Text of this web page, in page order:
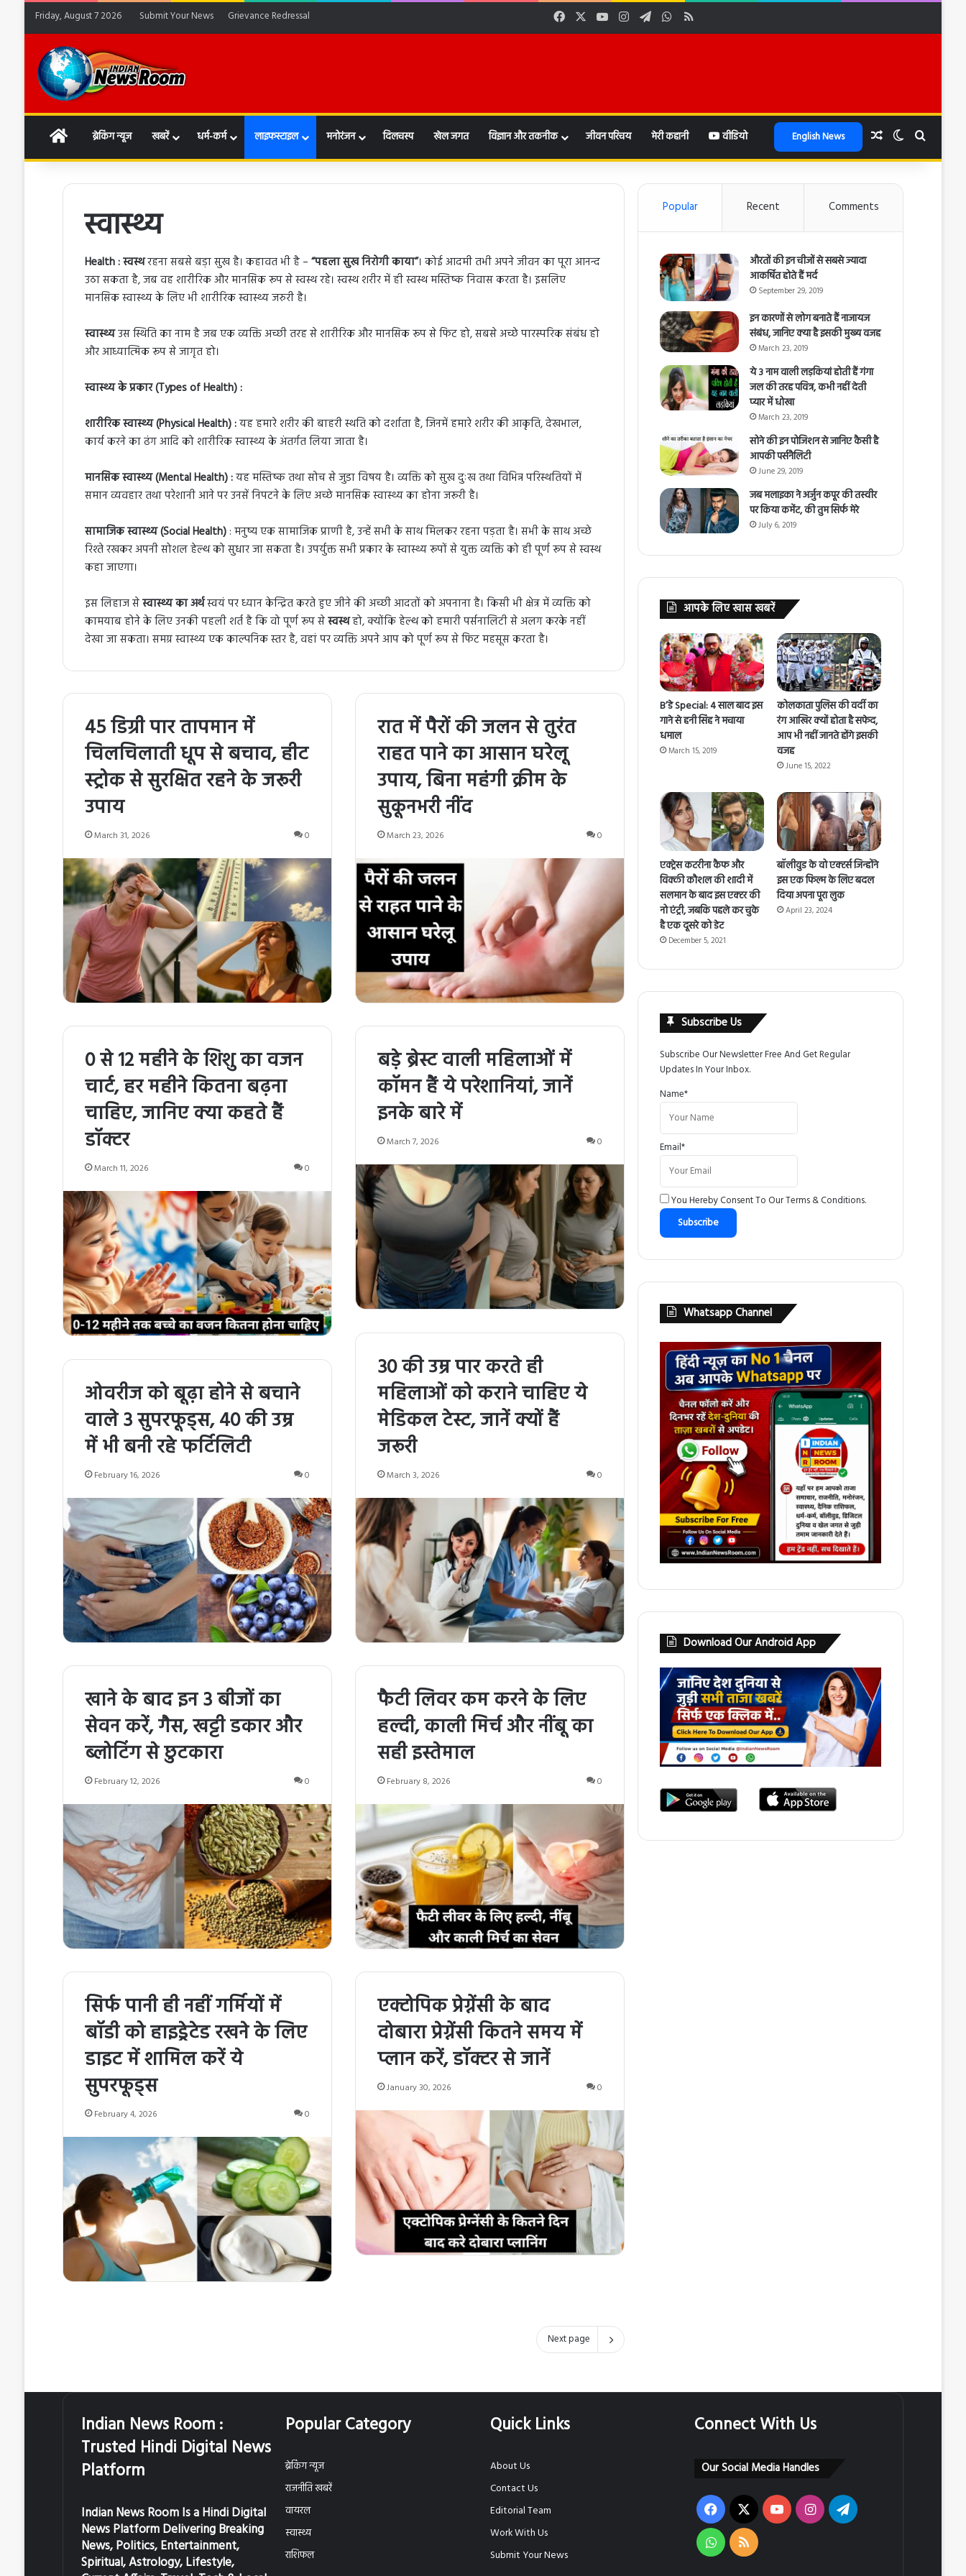
Friday, August 7 2026 Submit Your News Grievance Redressal Facebook YouTubeInstagramTelegramWhatsApp
RSS
HOMEब्रेकिंग न्यूज खबरें धर्म-कर्म लाइफस्टाइल मनोरंजन दिलचस्प खेल जगत विज्ञान और तकनीक जीवन परिचय मेरी कहानी वीडियो English News Random Article
Switch skin
Search
स्वास्थ्य
Health : स्वस्थरहना सबसे बड़ा सुख है। कहावत भी है – “पहला सुख निरोगी काया”। कोई आदमी तभी अपने जीवन का पूरा आनन्द
उठा सकता है, जब वह शारीरिक और मानसिक रूप से स्वस्थ रहे। स्वस्थ शरीर में ही स्वस्थ मस्तिष्क निवास करता है। इसलिए
मानसिक स्वास्थ्य के लिए भी शारीरिक स्वास्थ्य जरुरी है।
स्वास्थ्यउस स्थिति का नाम है जब एक व्यक्ति अच्छी तरह से शारीरिक और मानसिक रूप से फिट हो, सबसे अच्छे पारस्परिक संबंध हो
और आध्यात्मिक रूप से जागृत हो।
स्वास्थ्य के प्रकार (Types of Health) :
शारीरिक स्वास्थ्य (Physical Health) :यह हमारे शरीर की बाहरी स्थति को दर्शाता है, जिनमें हमारे शरीर की आकृति, देखभाल,
कार्य करने का ढंग आदि को शारीरिक स्वास्थ्य के अंतर्गत लिया जाता है।
मानसिक स्वास्थ्य (Mental Health) :यह मस्तिष्क तथा सोच से जुडा विषय है। व्यक्ति को सुख दुःख तथा विभिन्न परिस्थतियों में
समान व्यवहार तथा परेशानी आने पर उनसें निपटने के लिए अच्छे मानसिक स्वास्थ्य का होना जरूरी है।
सामाजिक स्वास्थ्य (Social Health): मनुष्य एक सामाजिक प्राणी है, उन्हें सभी के साथ मिलकर रहना पड़ता है। सभी के साथ अच्छे
रिश्ते रखकर अपनी सोशल हेल्थ को सुधार जा सकता है। उपर्युक्त सभी प्रकार के स्वास्थ्य रूपों से युक्त व्यक्ति को ही पूर्ण रूप से स्वस्थ
कहा जाएगा।
इस लिहाज सेस्वास्थ्य का अर्थस्वयं पर ध्यान केन्द्रित करते हुए जीने की अच्छी आदतों को अपनाना है। किसी भी क्षेत्र में व्यक्ति को
कामयाब होने के लिए उनकी पहली शर्त है कि वो पूर्ण रूप सेस्वस्थहो, क्योंकि हेल्थ को हमारी पर्सनालिटी से अलग करके नहीं
देखा जा सकता। समग्र स्वास्थ्य एक काल्पनिक स्तर है, वहां पर व्यक्ति अपने आप को पूर्ण रूप से फिट महसूस करता है।
45 डिग्री पार तापमान में
चिलचिलाती धूप से बचाव, हीट
स्ट्रोक से सुरक्षित रहने के जरूरी
उपाय
March 31, 2026 0
रात में पैरों की जलन से तुरंत
राहत पाने का आसान घरेलू
उपाय, बिना महंगी क्रीम के
सुकूनभरी नींद
March 23, 2026 0
0 से 12 महीने के शिशु का वजन
चार्ट, हर महीने कितना बढ़ना
चाहिए, जानिए क्या कहते हैं
डॉक्टर
March 11, 2026 0
बड़े ब्रेस्ट वाली महिलाओं में
कॉमन हैं ये परेशानियां, जानें
इनके बारे में
March 7, 2026 0
30 की उम्र पार करते ही
महिलाओं को कराने चाहिए ये
मेडिकल टेस्ट, जानें क्यों हैं
जरूरी
March 3, 2026 0
ओवरीज को बूढ़ा होने से बचाने
वाले 3 सुपरफूड्स, 40 की उम्र
में भी बनी रहे फर्टिलिटी
February 16, 2026 0
खाने के बाद इन 3 बीजों का
सेवन करें, गैस, खट्टी डकार और
ब्लोटिंग से छुटकारा
February 12, 2026 0
फैटी लिवर कम करने के लिए
हल्दी, काली मिर्च और नींबू का
सही इस्तेमाल
February 8, 2026 0
सिर्फ पानी ही नहीं गर्मियों में
बॉडी को हाइड्रेटेड रखने के लिए
डाइट में शामिल करें ये
सुपरफूड्स
February 4, 2026 0
एक्टोपिक प्रेग्नेंसी के बाद
दोबारा प्रेग्नेंसी कितने समय में
प्लान करें, डॉक्टर से जानें
January 30, 2026 0
Next page
Popular Recent Comments
औरतों की इन चीजों से सबसे ज्यादा
आकर्षित होते हैं मर्द
September 29, 2019
इन कारणों से लोग बनाते हैं नाजायज
संबंध, जानिए क्या है इसकी मुख्य वजह
March 23, 2019
ये 3 नाम वाली लड़कियां होती हैं गंगा
जल की तरह पवित्र, कभी नहीं देती
प्यार में धोखा
March 23, 2019
सोने की इन पोजिशन से जानिए कैसी है
आपकी पर्सनैलिटी
June 29, 2019
जब मलाइका ने अर्जुन कपूर की तस्वीर
पर किया कमेंट, की तुम सिर्फ मेरे
July 6, 2019
आपके लिए खास खबरें
B’डे Special: 4 साल बाद इस
गाने से हनी सिंह ने मचाया
धमाल
March 15, 2019
कोलकाता पुलिस की वर्दी का
रंग आखिर क्यों होता है सफेद,
आप भी नहीं जानते होंगे इसकी
वजह
June 15, 2022
एक्ट्रेस कटरीना कैफ और
विक्की कौशल की शादी में
सलमान के बाद इस एक्टर की
नो एंट्री, जबकि पहले कर चुके
है एक दूसरे को डेट
December 5, 2021
बॉलीवुड के वो एक्टर्स जिन्होंने
इस एक फिल्म के लिए बदल
दिया अपना पूरा लुक
April 23, 2024
Subscribe Us
Subscribe Our Newsletter Free And Get Regular
Updates In Your Inbox.
Name*
Email*
You Hereby Consent To OurTerms & Conditions.
Whatsapp Channel
Download Our Android App
Indian News Room :
Trusted Hindi Digital News
Platform
Indian News Room Is a Hindi Digital
News Platform Delivering Breaking
News, Politics, Entertainment,
Spiritual, Astrology, Lifestyle,
Popular Category
ब्रेकिंग न्यूज
राजनीति खबरें
वायरल
स्वास्थ्य
राशिफल
Quick Links
About Us
Contact Us
Editorial Team
Work With Us
Submit Your News
Connect With Us
Our Social Media Handles
Facebook
X YouTubeInstagramTelegram
WhatsApp
RSS